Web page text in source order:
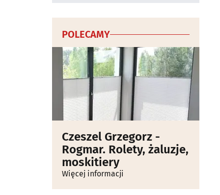
POLECAMY
Czeszel Grzegorz -
Rogmar. Rolety, żaluzje,
moskitiery
Więcej informacji